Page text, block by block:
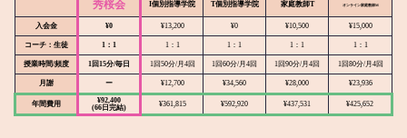
秀桜会 I個別指導学院 T個別指導学院 家庭教師T オンライン家庭教師M
入会金 ¥0 ¥13,200 ¥0 ¥10,500 ¥15,000
コーチ：生徒 1：1 1：1 1：1 1：1 1：1
授業時間/頻度 1回15分/毎日 1回50分/月4回 1回60分/月4回 1回90分/月4回 1回80分/月4回
月謝 ー ¥12,700 ¥34,560 ¥28,000 ¥23,936
年間費用
¥92,400
(66日完結)
¥361,815 ¥592,920 ¥437,531 ¥425,652